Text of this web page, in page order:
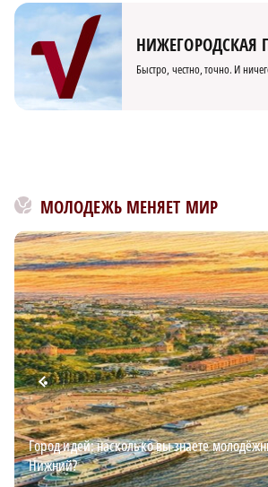
НИЖЕГОРОДСКАЯ
Быстро, честно, точно. И
МОЛОДЕЖЬ МЕНЯЕТ МИР
Город идей: насколько вы знаете
Нижний?